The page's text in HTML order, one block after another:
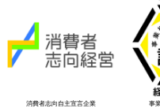
消費者志向自主宣言企業 事